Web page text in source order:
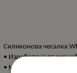
Силиконова чесалка
• Изработена от мек и
• Масажира венците и